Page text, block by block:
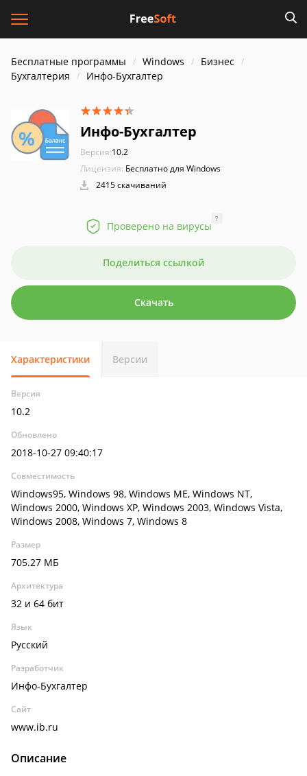
Бесплатные программы Windows
Бизнес
Бухгалтерия
Инфо-Бухгалтер
Инфо-Бухгалтер
Версия:10.2
Лицензия: Бесплатно для Windows
2415 скачиваний
Проверено на вирусы
?
Поделиться ссылкой
Скачать
Характеристики Версии
Версия
10.2
Обновлено
2018-10-27 09:40:17
Совместимость
Windows95, Windows 98, Windows ME, Windows NT,
Windows 2000, Windows XP, Windows 2003, Windows Vista,
Windows 2008, Windows 7, Windows 8
Размер
705.27 МБ
Архитектура
32 и 64 бит
Язык
Русский
Разработчик
Инфо-Бухгалтер
Сайт
www.ib.ru
Описание